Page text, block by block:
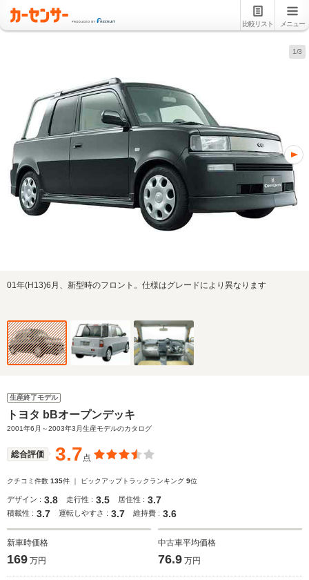
比較リスト メニュー
1/3
01年(H13)6月、新型時のフロント。仕様はグレードにより異なります
生産終了モデル
トヨタ bBオープンデッキ
2001年6月～2003年3月生産モデルのカタログ
総合評価 3.7点
クチコミ件数 135件 ｜ ピックアップトラックランキング 9位
デザイン : 3.8 走行性 : 3.5 居住性 : 3.7
積載性 : 3.7 運転しやすさ : 3.7 維持費 : 3.6
新車時価格
169 万円
中古車平均価格
76.9 万円